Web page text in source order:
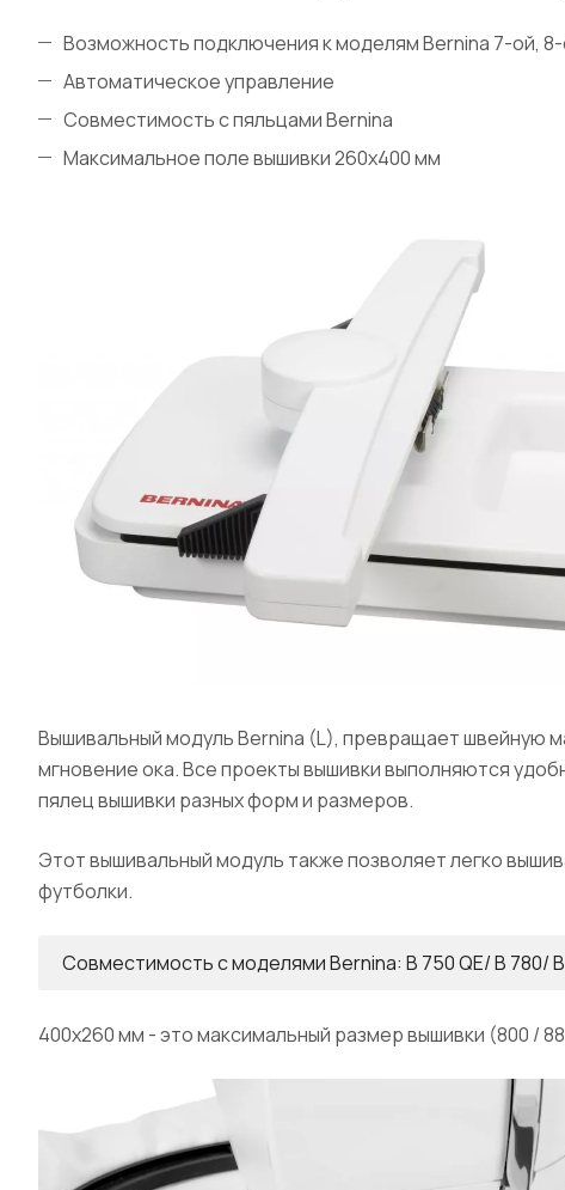
Возможность подключения к моделям Bernina 7-ой,
Автоматическое управление
Совместимость с пяльцами Bernina
Максимальное поле вышивки 260х400 мм
Вышивальный модуль Bernina (L), превращает швейную
мгновение ока. Все проекты вышивки выполняются
пялец вышивки разных форм и размеров.
Этот вышивальный модуль также позволяет легко
футболки.
Совместимость с моделями Bernina: B 750 QE/ B 780/ B
400х260 мм - это максимальный размер вышивки (800 /